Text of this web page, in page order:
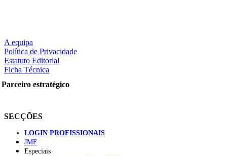
A equipa
Política de Privacidade
Estatuto Editorial
Ficha Técnica
Parceiro estratégico
SECÇÕES
LOGIN PROFISSIONAIS
JMF
Especiais